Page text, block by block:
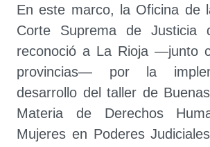
En este marco, la Oficina de
Corte Suprema de Justicia
reconoció a La Rioja —junto
provincias— por la
desarrollo del taller de
Materia de Derechos
Mujeres en Poderes